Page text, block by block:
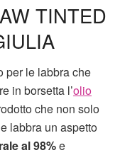
TINTED
per le labbra che
in borsetta l’olio
che non solo
labbra un aspetto
al 98%e